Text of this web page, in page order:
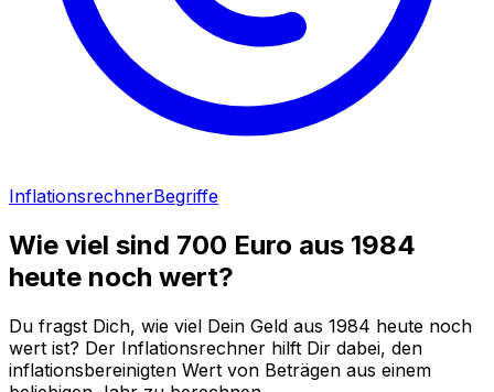
InflationsrechnerBegriffe
Wie viel sind 700 Euro aus 1984
heute noch wert?
Du fragst Dich, wie viel Dein Geld aus 1984 heute noch
wert ist? Der Inflationsrechner hilft Dir dabei, den
inflationsbereinigten Wert von Beträgen aus einem